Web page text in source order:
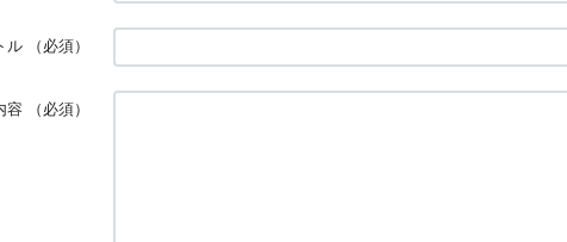
ル （必須）
容 （必須）